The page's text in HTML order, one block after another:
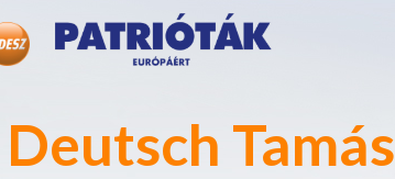
Deutsch Tamás